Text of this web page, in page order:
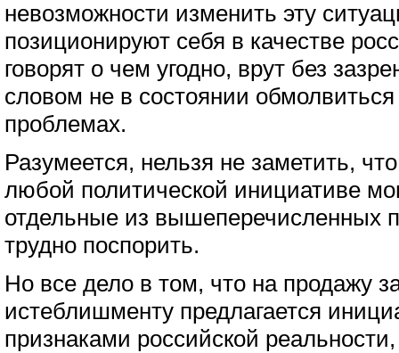
невозможности изменить эту
позиционируют себя в качестве
говорят о чем угодно, врут без
словом не в состоянии
проблемах.
Разумеется, нельзя не заметить,
любой политической инициативе
отдельные из вышеперечисленных
трудно поспорить.
Но все дело в том, что на продажу
истеблишменту предлагается
признаками российской